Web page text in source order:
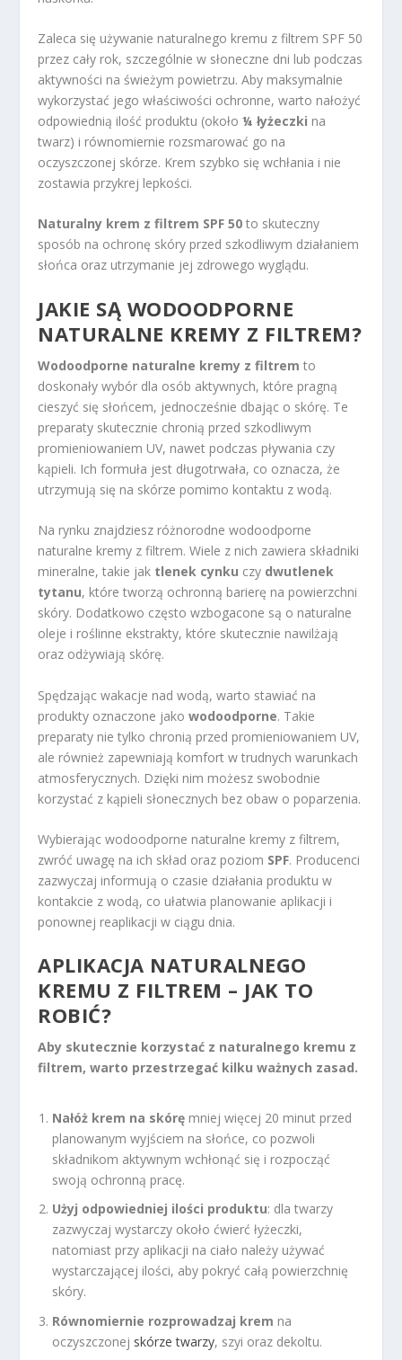
Zaleca się używanie naturalnego kremu z filtrem SPF 50
przez cały rok, szczególnie w słoneczne dni lub podczas
aktywności na świeżym powietrzu. Aby maksymalnie
wykorzystać jego właściwości ochronne, warto nałożyć
odpowiednią ilość produktu (około¼ łyżeczki na
twarz) i równomiernie rozsmarować go na
oczyszczonej skórze. Krem szybko się wchłania i nie
zostawia przykrej lepkości.
Naturalny krem z filtrem SPF 50 to skuteczny
sposób na ochronę skóry przed szkodliwym działaniem
słońca oraz utrzymanie jej zdrowego wyglądu.
JAKIE SĄ WODOODPORNE
NATURALNE KREMY Z FILTREM?
Wodoodporne naturalne kremy z filtrem to
doskonały wybór dla osób aktywnych, które pragną
cieszyć się słońcem, jednocześnie dbając o skórę. Te
preparaty skutecznie chronią przed szkodliwym
promieniowaniem UV, nawet podczas pływania czy
kąpieli. Ich formuła jest długotrwała, co oznacza, że
utrzymują się na skórze pomimo kontaktu z wodą.
Na rynku znajdziesz różnorodne wodoodporne
naturalne kremy z filtrem. Wiele z nich zawiera składniki
mineralne, takie jak tlenek cynku czy dwutlenek
tytanu, które tworzą ochronną barierę na powierzchni
skóry. Dodatkowo często wzbogacone są o naturalne
oleje i roślinne ekstrakty, które skutecznie nawilżają
oraz odżywiają skórę.
Spędzając wakacje nad wodą, warto stawiać na
produkty oznaczone jakowodoodporne. Takie
preparaty nie tylko chronią przed promieniowaniem UV,
ale również zapewniają komfort w trudnych warunkach
atmosferycznych. Dzięki nim możesz swobodnie
korzystać z kąpieli słonecznych bez obaw o poparzenia.
Wybierając wodoodporne naturalne kremy z filtrem,
zwróć uwagę na ich skład oraz poziom SPF. Producenci
zazwyczaj informują o czasie działania produktu w
kontakcie z wodą, co ułatwia planowanie aplikacji i
ponownej reaplikacji w ciągu dnia.
APLIKACJA NATURALNEGO
KREMU Z FILTREM – JAK TO
ROBIĆ?
Aby skutecznie korzystać z naturalnego kremu z
filtrem, warto przestrzegać kilku ważnych zasad.
Nałóż krem na skórę mniej więcej 20 minut przed
planowanym wyjściem na słońce, co pozwoli
składnikom aktywnym wchłonąć się i rozpocząć
swoją ochronną pracę.
Użyj odpowiedniej ilości produktu: dla twarzy
zazwyczaj wystarczy około ćwierć łyżeczki,
natomiast przy aplikacji na ciało należy używać
wystarczającej ilości, aby pokryć całą powierzchnię
skóry.
Równomiernie rozprowadzaj krem na
oczyszczonej skórze twarzy, szyi oraz dekoltu.